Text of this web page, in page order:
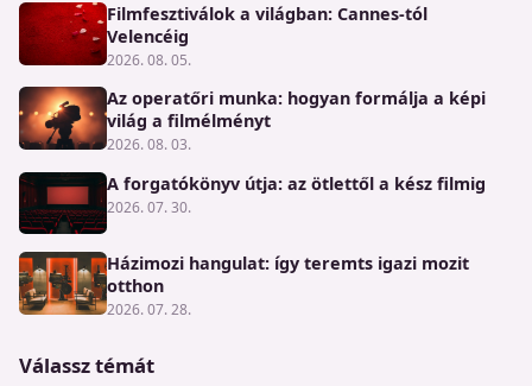
Filmfesztiválok a világban: Cannes-tól
Velencéig
2026. 08. 05.
Az operatőri munka: hogyan formálja a képi
világ a filmélményt
2026. 08. 03.
A forgatókönyv útja: az ötlettől a kész filmig
2026. 07. 30.
Házimozi hangulat: így teremts igazi mozit
otthon
2026. 07. 28.
Válassz témát